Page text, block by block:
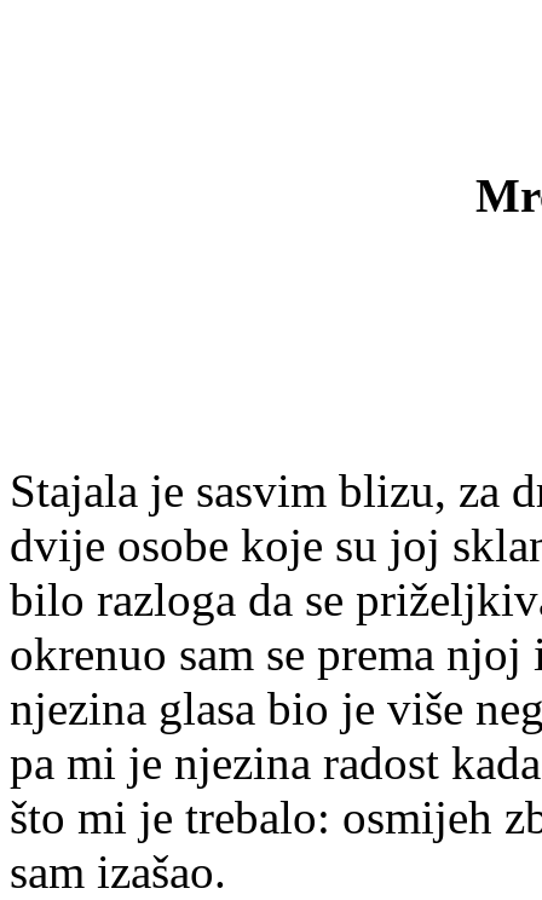
Stajala je sasvim blizu, za
dvije osobe koje su joj
bilo razloga da se
okrenuo sam se prema
njezina glasa bio je više
pa mi je njezina radost
što mi je trebalo: osmijeh
sam izašao.